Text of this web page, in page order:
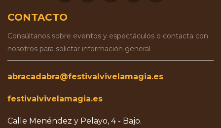
CONTACTO
Consúltanos sobre eventos y espectáculos o contacta con
nosotros para solictar información general
abracadabra@festivalvivelamagia.es
festivalvivelamagia.es
Calle Menéndez y Pelayo, 4 - Bajo.